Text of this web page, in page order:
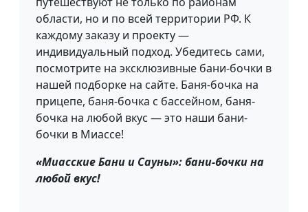
области, но и по всей территории РФ. К
каждому заказу и проекту —
индивидуальный подход. Убедитесь сами,
посмотрите на эксклюзивные бани-бочки в
нашей подборке на сайте. Баня-бочка на
прицепе, баня-бочка с бассейном, баня-
бочка на любой вкус — это наши бани-
бочки в Миассе!
«Миасские Бани и Сауны»: бани-бочки на
любой вкус!